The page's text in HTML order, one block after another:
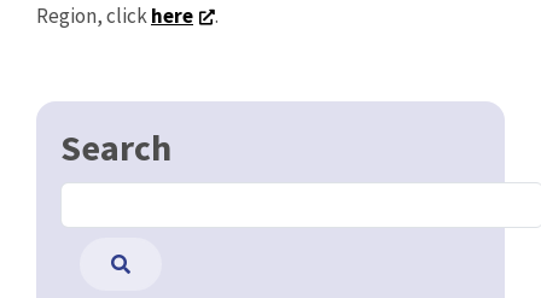
Region, clickhere .
Search